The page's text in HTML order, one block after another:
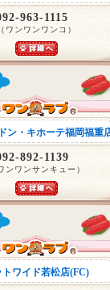
963-1115
（ワンワンワンコ）
ン・キホーテ福岡福重
892-1139
ンワンサンキュー）
トワイド若松店(FC)